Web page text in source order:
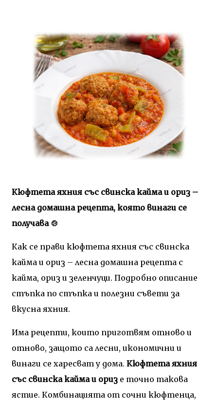
Кюфтета яхния със свинска кайма и ориз –
лесна домашна рецепта, която винаги се
получава 🍲
Как се прави кюфтета яхния със свинска
кайма и ориз – лесна домашна рецепта с
кайма, ориз и зеленчуци. Подробно описание
стъпка по стъпка и полезни съвети за
вкусна яхния.
Има рецепти, които приготвям отново и
отново, защото са лесни, икономични и
винаги се харесват у дома. Кюфтета яхния
със свинска кайма и ориз е точно такова
ястие. Комбинацията от сочни кюфтенца,